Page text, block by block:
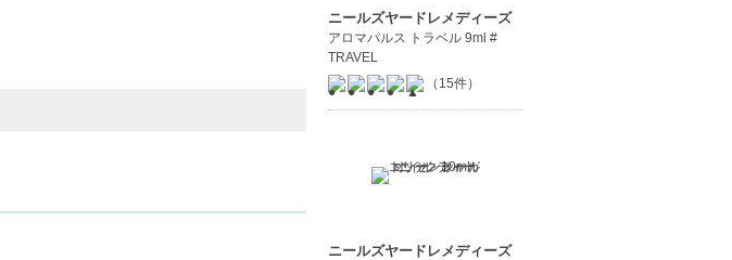
ニールズヤードレメディーズ
アロマパルス トラベル 9ml #
TRAVEL
（15件）
ニールズヤードレメディーズ